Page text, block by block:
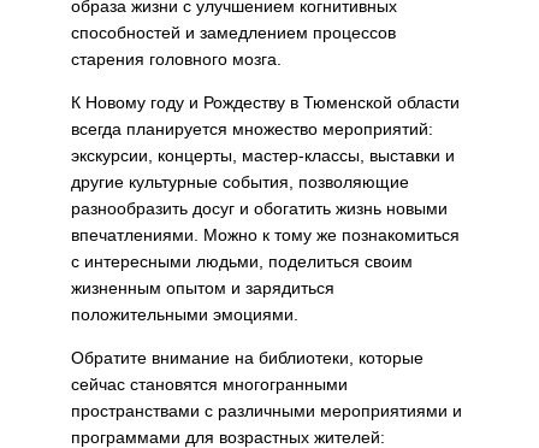
образа жизни с улучшением когнитивных
способностей и замедлением процессов
старения головного мозга.
К Новому году и Рождеству в Тюменской области
всегда планируется множество мероприятий:
экскурсии, концерты, мастер-классы, выставки и
другие культурные события, позволяющие
разнообразить досуг и обогатить жизнь новыми
впечатлениями. Можно к тому же познакомиться
с интересными людьми, поделиться своим
жизненным опытом и зарядиться
положительными эмоциями.
Обратите внимание на библиотеки, которые
сейчас становятся многогранными
пространствами с различными мероприятиями и
программами для возрастных жителей: